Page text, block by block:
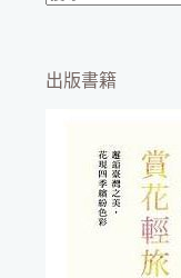
到
出版書籍